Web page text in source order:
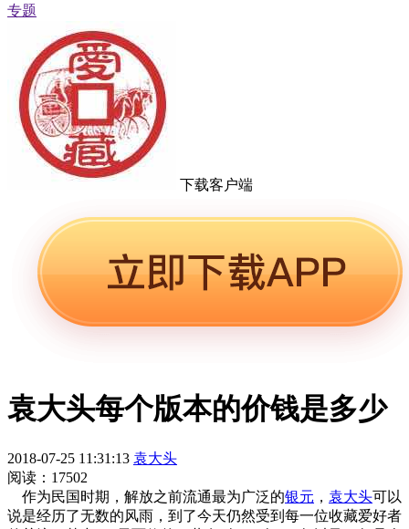
专题
下载客户端
袁大头每个版本的价钱是多少
2018-07-25 11:31:13 袁大头
阅读：17502
作为民国时期，解放之前流通最为广泛的银元 ， 袁大头可以
说是经历了无数的风雨，到了今天仍然受到每一位收藏爱好者